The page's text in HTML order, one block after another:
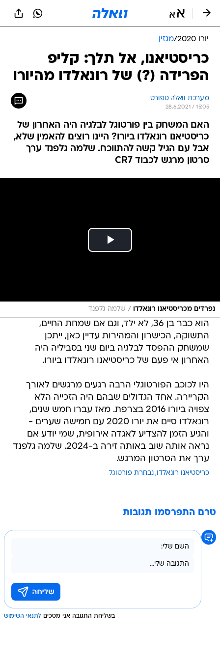
יורו 2020 /מגזין
כריסטיאנו, אל תלך: קליפ
הפרידה (?) של רונאלדו מהיורו
מערכת וואלה ספורט
28.6.2021 / 15:05
האם המשחק בין פורטוגל לבלגיה היה האחרון של
כריסטיאנו רונאלדו ביורו? היינו רוצים להאמין שלא,
אבל עם הגיל קשה להתווכח. שלמה גלפנד ערך
סרטון מרגש לכבוד CR7
נפרדים מכריסטיאנו רונאלדו / שלמה גלפנד
הוא כבר בן 36, לא ילד, וגם אם שמחת החיים,
התשוקה, הכישרון והמהירות עדיין כאן, ייתכן
שמשחק ההפסד לבלגיה ביום שני בסביליה היה
האחרון אי פעם של כריסטיאנו רונאלדו ביורו.
היו לכוכב הפורטוגלי הרבה רגעים מרגשים לאורך
הקריירה. אחד הגדולים שבהם היה הזכייה הלא
צפויה ביורו 2016 בצרפת. מאז עברו חמש שנים,
רונאלדו סיים את יורו 2020 עם חמישה שערים -
והגיע הזמן להצדיע לאגדה אירופית, שמי יודע אם
נראה אותה שוב באותה זירה ב-2024. שלמה גלפנד
ערך את הסרטון המרגש.
כריסטיאנו רונאלדו נבחרת פורטוגל
טרם התפרסמו תגובות
בשליחת התגובה אני מסכים לתנאי השימוש